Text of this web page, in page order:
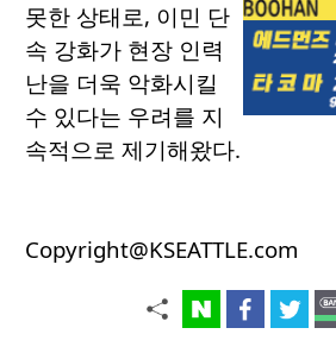
못한 상태로, 이민 단
속 강화가 현장 인력
난을 더욱 악화시킬
수 있다는 우려를 지
속적으로 제기해왔다.
Copyright@KSEATTLE.com